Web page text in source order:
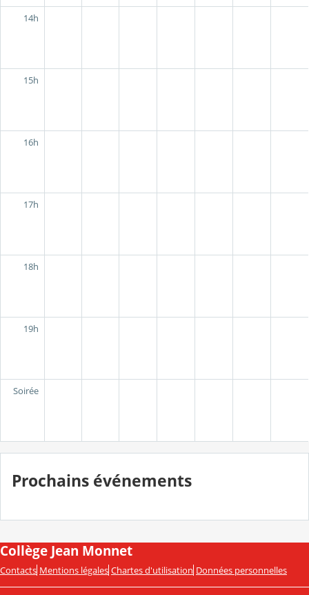
14h
15h
16h
17h
18h
19h
Soirée
Prochains événements
Collège Jean Monnet
Contacts Mentions légales Chartes d'utilisation Données personnelles